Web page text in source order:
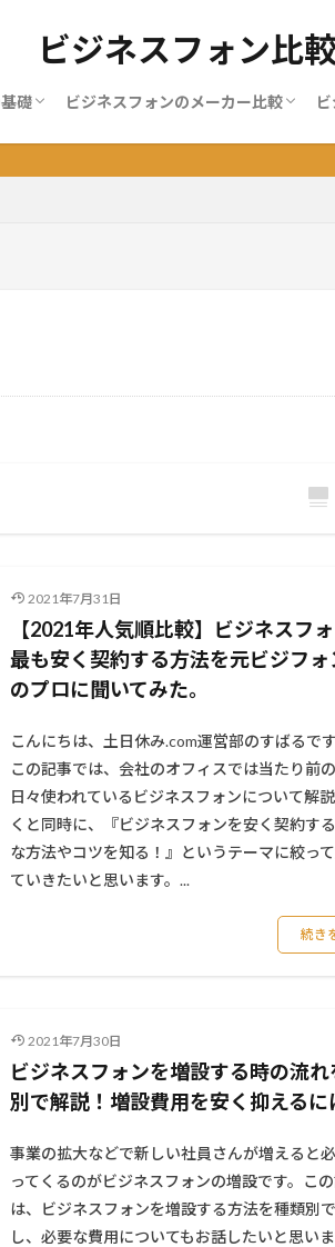
ビジネスフォン比
礎
使い方
増設
料金
機能
種類
端末
選び方
ビジネスフォンのメーカー比較
MOT
NAKAYO（ナカヨ）
NEC
NTT
サクサ（SAXA）
パナソニック
岩通
日立（ヒタチ）
BIZTEL
土
2021年7月31日
【2021年人気順比較】ビジネスフ
最も安く契約する方法を元ビジフォ
のプロに聞いてみた。
こんにちは、土日休み.com運営部のすばるで
この記事では、会社のオフィスでは当たり前
日々使われているビジネスフォンについて解
くと同時に、『ビジネスフォンを安く契約す
な方法やコツを知る！』というテーマに絞っ
ていきたいと思います。...
続き
2021年7月30日
ビジネスフォンを増設する時の流
別で解説！増設費用を安く抑えるに
事業の拡大などで新しい社員さんが増えると
ってくるのがビジネスフォンの増設です。こ
は、ビジネスフォンを増設する方法を種類別
し、必要な費用についてもお話したいと思い